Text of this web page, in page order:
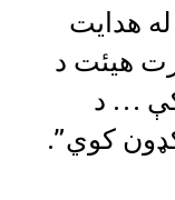
هدایت
هیئت د
کې … د
کوي”.